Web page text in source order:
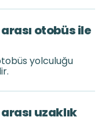
otobüs ile
yolculuğu
uzaklık